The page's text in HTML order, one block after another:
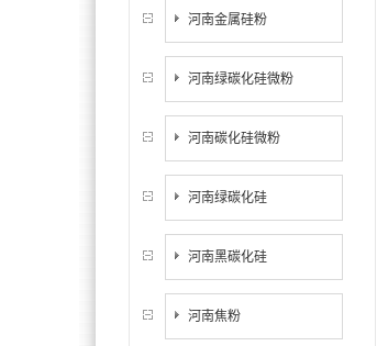
河南金属硅粉
河南绿碳化硅微粉
河南碳化硅微粉
河南绿碳化硅
河南黑碳化硅
河南焦粉